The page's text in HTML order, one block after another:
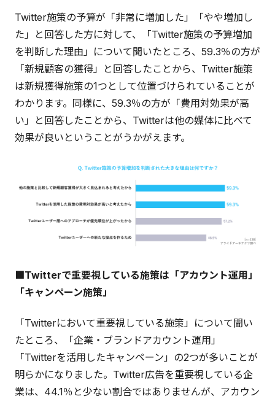
Twitter施策の予算が「非常に増加した」「やや増加し
た」と回答した方に対して、「Twitter施策の予算増加
を判断した理由」について聞いたところ、59.3％の方が
「新規顧客の獲得」と回答したことから、Twitter施策
は新規獲得施策の1つとして位置づけられていることが
わかります。同様に、59.3％の方が「費用対効果が高
い」と回答したことから、Twitterは他の媒体に比べて
効果が良いということがうかがえます。
■Twitterで重要視している施策は「アカウント運用」
「キャンペーン施策」
「Twitterにおいて重要視している施策」について聞い
たところ、「企業・ブランドアカウント運用」
「Twitterを活用したキャンペーン」の2つが多いことが
明らかになりました。Twitter広告を重要視している企
業は、44.1％と少ない割合ではありませんが、アカウン